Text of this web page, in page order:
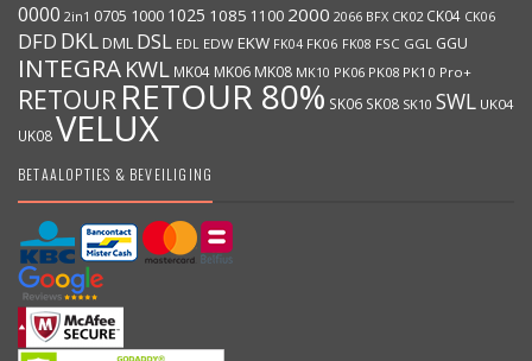
0000 2in1 0705 1000 1025 1085 1100 2000 2066 BFX CK02 CK04 CK06
DFD DKL DML DSL EDL EDW EKW FK04 FK06 FK08 FSC GGL GGU
INTEGRA KWL MK04 MK06 MK08 MK10 PK06 PK08 PK10 Pro+
RETOUR RETOUR 80% SK06 SK08 SK10 SWL UK04
UK08VELUX
BETAALOPTIES & BEVEILIGING